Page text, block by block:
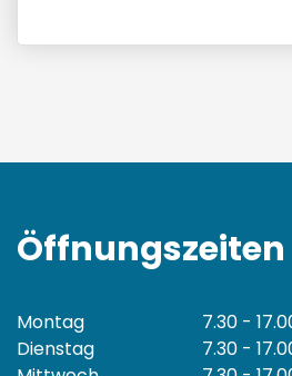
Öffnungszeiten
Montag
7.30 -
Dienstag
7.30 -